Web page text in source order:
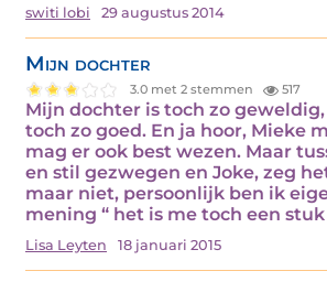
switi lobi 29 augustus 2014
Mijn dochter
3.0 met 2 stemmen 517
Mijn dochter is toch zo
toch zo goed. En ja hoor, Mieke
mag er ook best wezen. Maar
en stil gezwegen en Joke, zeg
maar niet, persoonlijk ben ik
mening “ het is me toch een
Lisa Leyten 18 januari 2015